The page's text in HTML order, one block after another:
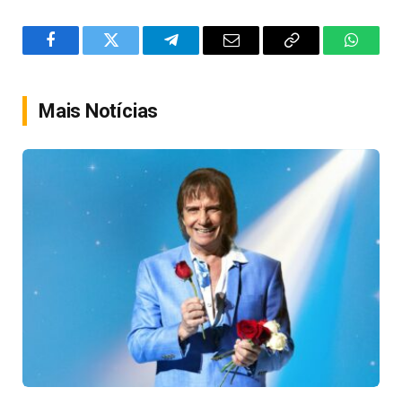
FacebookTwitter TelegramEmail
Copy
Mais Notícias